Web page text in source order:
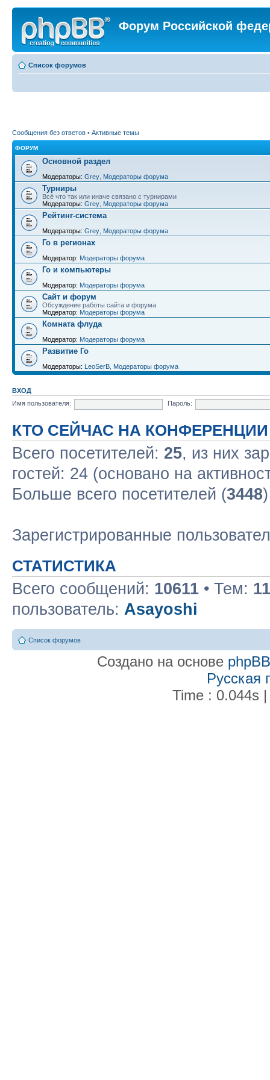
Форум Российской
Список форумов
Сообщения без ответов • Активные темы
ФОРУМ
Основной раздел
Модераторы: Grey Модераторы форума
Турниры
Всё что так или иначе связано с турнирами
Модераторы: Grey Модераторы форума
Рейтинг-система
Модераторы: Grey Модераторы форума
Го в регионах
Модератор: Модераторы форума
Го и компьютеры
Модератор: Модераторы форума
Сайт и форум
Обсуждение работы сайта и форума
Модератор: Модераторы форума
Комната флуда
Модератор: Модераторы форума
Развитие Го
Модераторы: LeoSerB Модераторы форума
ВХОД
Имя пользователя:
Пароль:
КТО СЕЙЧАС НА КОНФЕРЕНЦИИ
Всего посетителей: 25, из них
гостей: 24 (основано на
Больше всего посетителей (3448
Зарегистрированные
СТАТИСТИКА
Всего сообщений: 10611 • Тем:
пользователь: Asayoshi
Список форумов
Создано на основе phpBB
Русская
Time : 0.044s